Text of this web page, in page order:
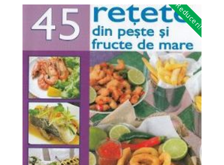
Reduceri!